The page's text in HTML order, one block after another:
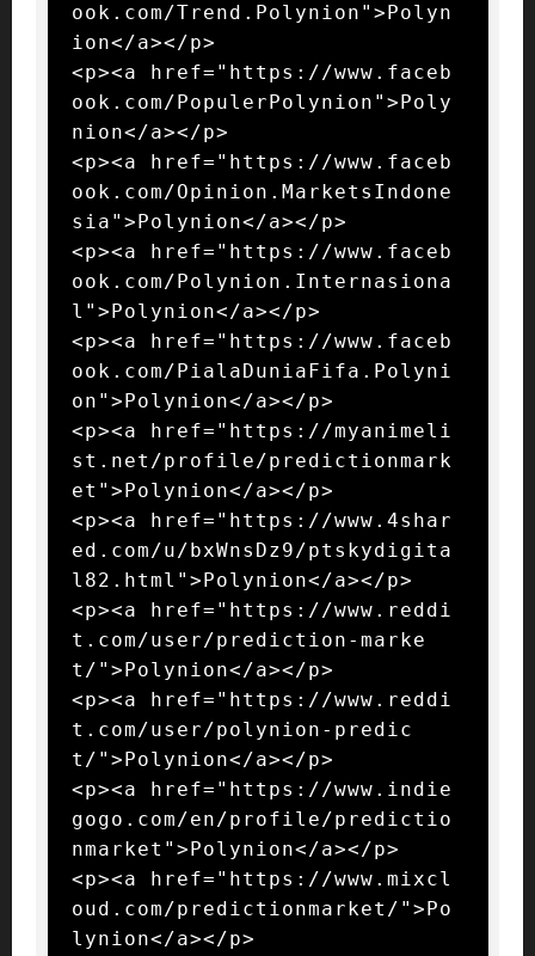
ook.com/Trend.Polynion">Polyn
ion</a></p>
<p><a href="https://www.faceb
ook.com/PopulerPolynion">Poly
nion</a></p>
<p><a href="https://www.faceb
ook.com/Opinion.MarketsIndone
sia">Polynion</a></p>
<p><a href="https://www.faceb
ook.com/Polynion.Internasiona
l">Polynion</a></p>
<p><a href="https://www.faceb
ook.com/PialaDuniaFifa.Polyni
on">Polynion</a></p>
<p><a href="https://myanimeli
st.net/profile/predictionmark
et">Polynion</a></p>
<p><a href="https://www.4shar
ed.com/u/bxWnsDz9/ptskydigita
l82.html">Polynion</a></p>
<p><a href="https://www.reddi
t.com/user/prediction-marke
t/">Polynion</a></p>
<p><a href="https://www.reddi
t.com/user/polynion-predic
t/">Polynion</a></p>
<p><a href="https://www.indie
gogo.com/en/profile/predictio
nmarket">Polynion</a></p>
<p><a href="https://www.mixcl
oud.com/predictionmarket/">Po
lynion</a></p>